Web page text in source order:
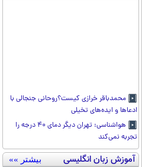
محمدباقر خرازی کیست؟روحانی جنجالی با
ادعاها و ایده‌های تخیلی
هواشناسی: تهران دیگر دمای ۴۰ درجه را
تجربه نمی‌کند
آموزش زبان انگلیسی بیشتر »»